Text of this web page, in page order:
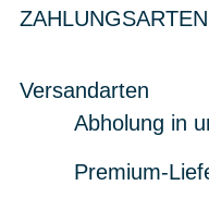
Versandarten
Abholung in
Premium-